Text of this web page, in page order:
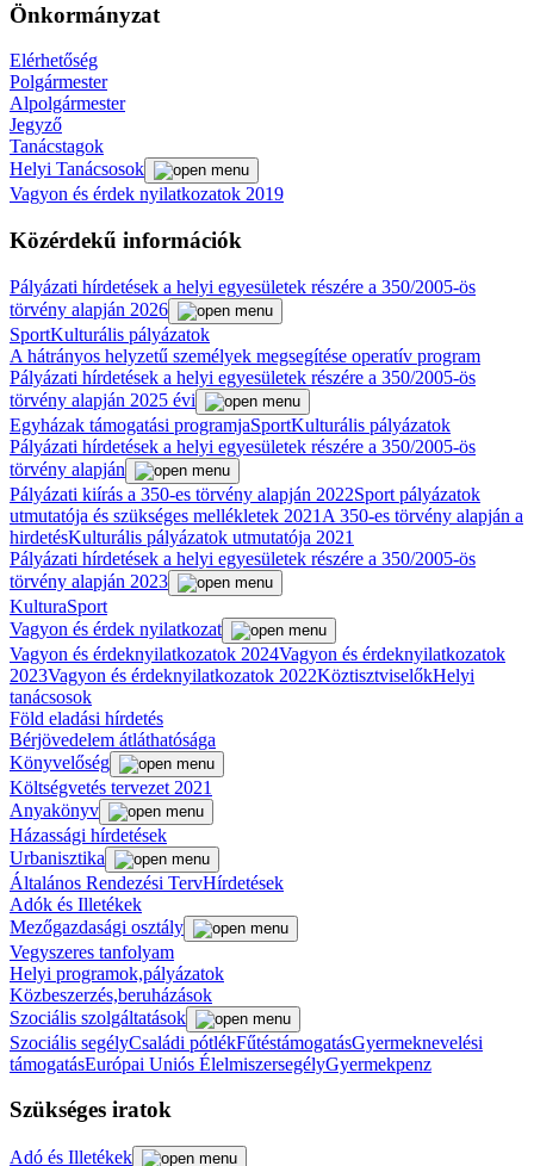
Önkormányzat
Elérhetőség
Polgármester
Alpolgármester
Jegyző
Tanácstagok
Helyi Tanácsosok
Vagyon és érdek nyilatkozatok 2019
Közérdekű információk
Pályázati hírdetések a helyi egyesületek részére a 350/2005-ös
törvény alapján 2026
SportKulturális pályázatok
A hátrányos helyzetű személyek megsegítése operatív program
Pályázati hírdetések a helyi egyesületek részére a 350/2005-ös
törvény alapján 2025 évi
Egyházak támogatási programjaSportKulturális pályázatok
Pályázati hírdetések a helyi egyesületek részére a 350/2005-ös
törvény alapján
Pályázati kiírás a 350-es törvény alapján 2022Sport pályázatok
utmutatója és szükséges mellékletek 2021 A 350-es törvény alapján a
hirdetésKulturális pályázatok utmutatója 2021
Pályázati hírdetések a helyi egyesületek részére a 350/2005-ös
törvény alapján 2023
KulturaSport
Vagyon és érdek nyilatkozat
Vagyon és érdeknyilatkozatok 2024Vagyon és érdeknyilatkozatok
2023Vagyon és érdeknyilatkozatok 2022KöztisztviselőkHelyi
tanácsosok
Föld eladási hírdetés
Bérjövedelem átláthatósága
Könyvelőség
Költségvetés tervezet 2021
Anyakönyv
Házassági hírdetések
Urbanisztika
Általános Rendezési TervHírdetések
Adók és Illetékek
Mezőgazdasági osztály
Vegyszeres tanfolyam
Helyi programok,pályázatok
Közbeszerzés,beruházások
Szociális szolgáltatások
Szociális segélyCsaládi pótlékFűtéstámogatásGyermeknevelési
támogatásEurópai Uniós ÉlelmiszersegélyGyermekpenz
Szükséges iratok
Adó és Illetékek